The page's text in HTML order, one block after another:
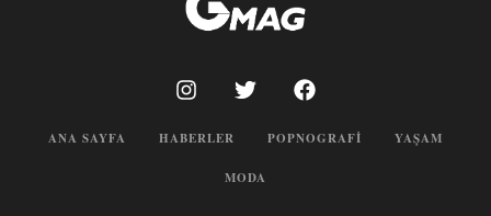
ANA SAYFA HABERLER POPNOGRAFI YAŞAM
MODA